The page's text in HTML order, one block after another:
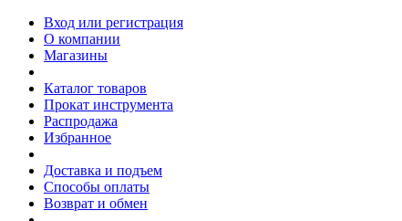
Вход или регистрация
О компании
Магазины
Каталог товаров
Прокат инструмента
Распродажа
Избранное
Доставка и подъем
Способы оплаты
Возврат и обмен